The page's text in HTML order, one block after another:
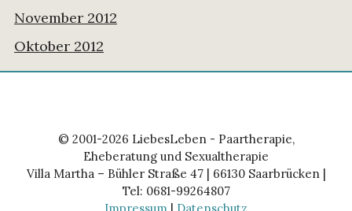
November 2012
Oktober 2012
© 2001-2026 LiebesLeben - Paartherapie,
Eheberatung und Sexualtherapie
Villa Martha – Bühler Straße 47 | 66130 Saarbrücken |
Tel: 0681-99264807